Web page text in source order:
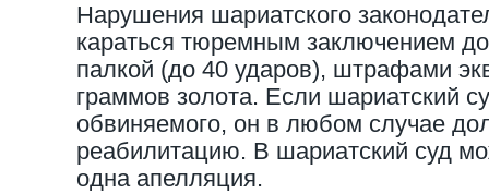
Нарушения шариатского
караться тюремным заключением
палкой (до 40 ударов), штрафами
граммов золота. Если шариатский
обвиняемого, он в любом случае
реабилитацию. В шариатский суд
одна апелляция.